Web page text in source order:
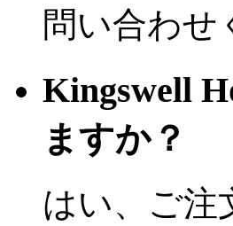
問い合わせ
Kingswell
ますか？
はい、ご注